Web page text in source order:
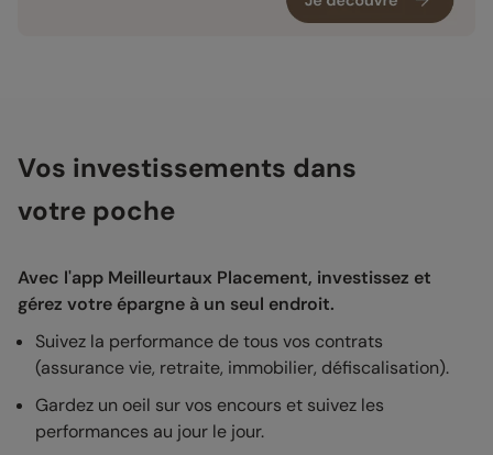
Vos investissements dans
votre poche
Avec l'app Meilleurtaux Placement, investissez et
gérez votre épargne à un seul endroit.
Suivez la performance de tous vos contrats
(assurance vie, retraite, immobilier, défiscalisation).
Gardez un oeil sur vos encours et suivez les
performances au jour le jour.